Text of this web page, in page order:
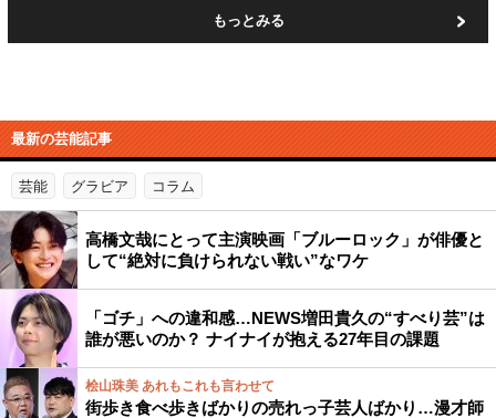
もっとみる
最新の芸能記事
芸能 グラビア コラム
高橋文哉にとって主演映画「ブルーロック」が俳優と
して“絶対に負けられない戦い”なワケ
「ゴチ」への違和感…NEWS増田貴久の“すべり芸”は
誰が悪いのか？ ナイナイが抱える27年目の課題
桧山珠美 あれもこれも言わせて
街歩き食べ歩きばかりの売れっ子芸人ばかり…漫才師